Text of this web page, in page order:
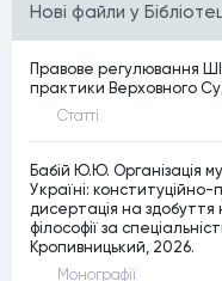
Нові файли у
Правове регулювання
практики Верховного
Статтi
Бабій Ю.Ю. Організація
Україні:
дисертація на
філософії за
Кропивницький, 2026.
Монографiї